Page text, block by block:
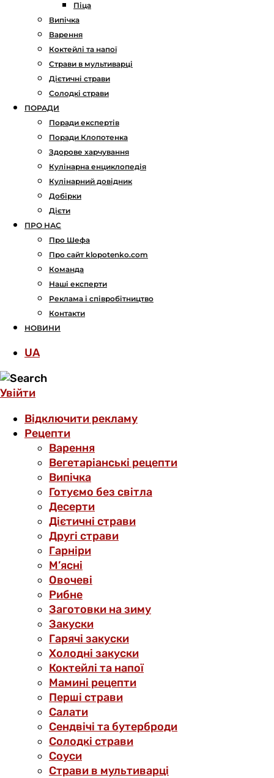
Піца
Випічка
Варення
Коктейлі та напої
Страви в мультиварці
Дієтичні страви
Солодкі страви
ПОРАДИ
Поради експертів
Поради Клопотенка
Здорове харчування
Кулінарна енциклопедія
Кулінарний довідник
Добірки
Дієти
ПРО НАС
Про Шефа
Про сайт klopotenko.com
Команда
Наші експерти
Реклама і співробітництво
Контакти
НОВИНИ
UA
Увійти
Відключити рекламу
Рецепти
Варення
Вегетаріанські рецепти
Випічка
Готуємо без світла
Десерти
Дієтичні страви
Другі страви
Гарніри
М’ясні
Овочеві
Рибне
Заготовки на зиму
Закуски
Гарячі закуски
Холодні закуски
Коктейлі та напої
Мамині рецепти
Перші страви
Салати
Сендвічі та бутерброди
Солодкі страви
Соуси
Страви в мультиварці